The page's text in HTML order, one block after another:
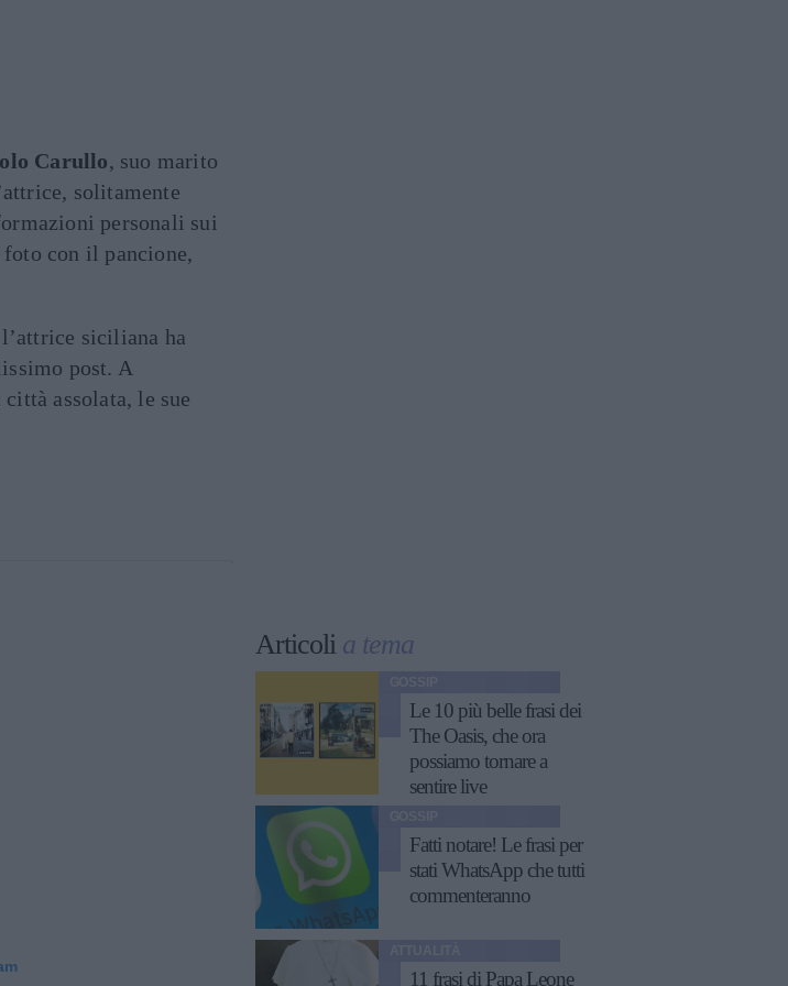
Carullo, suo marito
solitamente
personali sui
con il pancione,
siciliana ha
post. A
città assolata, le sue
Articoli a tema
Le 10 più belle frasi dei
The Oasis, che ora
possiamo tornare a
sentire live
Fatti notare! Le frasi per
stati WhatsApp che tutti
commenteranno
11 frasi di Papa Leone